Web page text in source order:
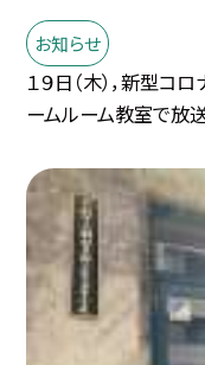
お知らせ
１９日（木），新型コ
ームルーム教室で放